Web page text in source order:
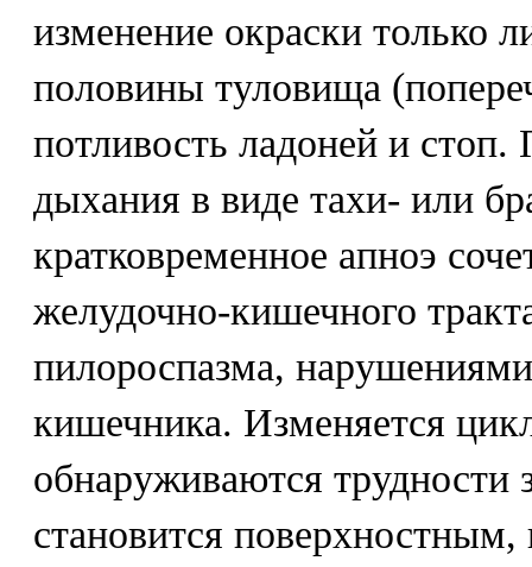
изменение окраски только
половины туловища
потливость ладоней и
дыхания в виде тахи- или
кратковременное апноэ
желудочно-кишечного
пилороспазма,
кишечника. Изменяется
обнаруживаются трудности
становится